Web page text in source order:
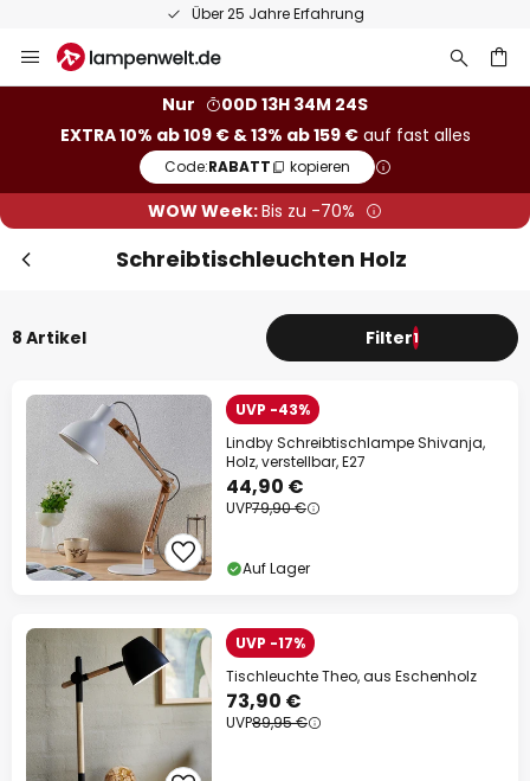
Über 25 Jahre Erfahrung
Inhalt
Nur
00D 13H 34M 24S
EXTRA 10% ab 109 € & 13% ab 159 €auf fast alles
Code:RABATT kopieren
WOW Week:Bis zu -70%
Schreibtischleuchten Holz
8 Artikel Filter1
UVP -43%
Lindby Schreibtischlampe Shivanja,
Holz, verstellbar, E27
44,90 €
UVP79,90 €
Auf Lager
UVP -17%
Tischleuchte Theo, aus Eschenholz
73,90 €
UVP89,95 €